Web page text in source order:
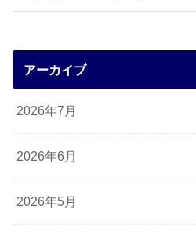
アーカイブ
2026年7月
2026年6月
2026年5月